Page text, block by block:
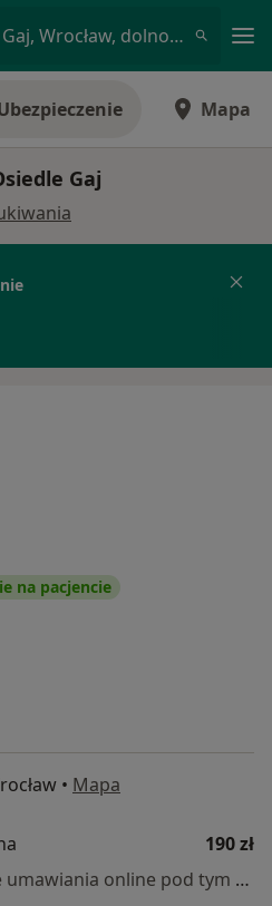
Dietetyk • Osiedle Gaj, Wrocław, dolnośląskie
Mapa
Gaj
na pacjencie
• Mapa
190 zł
Specjalista nie oferuje umawiania online pod tym adresem.